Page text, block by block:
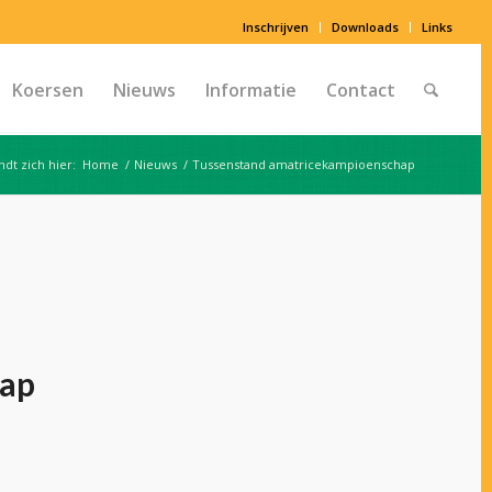
Inschrijven Downloads Links
Koersen Nieuws Informatie Contact
zich hier: Home / Nieuws / Tussenstand amatricekampioenschap